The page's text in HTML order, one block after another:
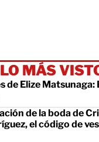
LO MÁS
de Elize Matsunaga:
de la boda de
el código de